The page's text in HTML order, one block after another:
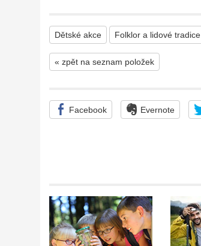
Dětské akce Folklor a lidové tradice
« zpět na seznam položek
Facebook Evernote